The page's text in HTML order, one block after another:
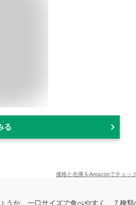
る
価格と在庫をAmazonでチェック
うか。一口サイズで食べやすく、７種類